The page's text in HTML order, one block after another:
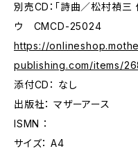
別売CD：「詩曲／松村禎三
ウ CMCD-25024
https://
publishing.com/items/
添付CD： なし
出版社： マザーアース
ISMN ：
サイズ： A4